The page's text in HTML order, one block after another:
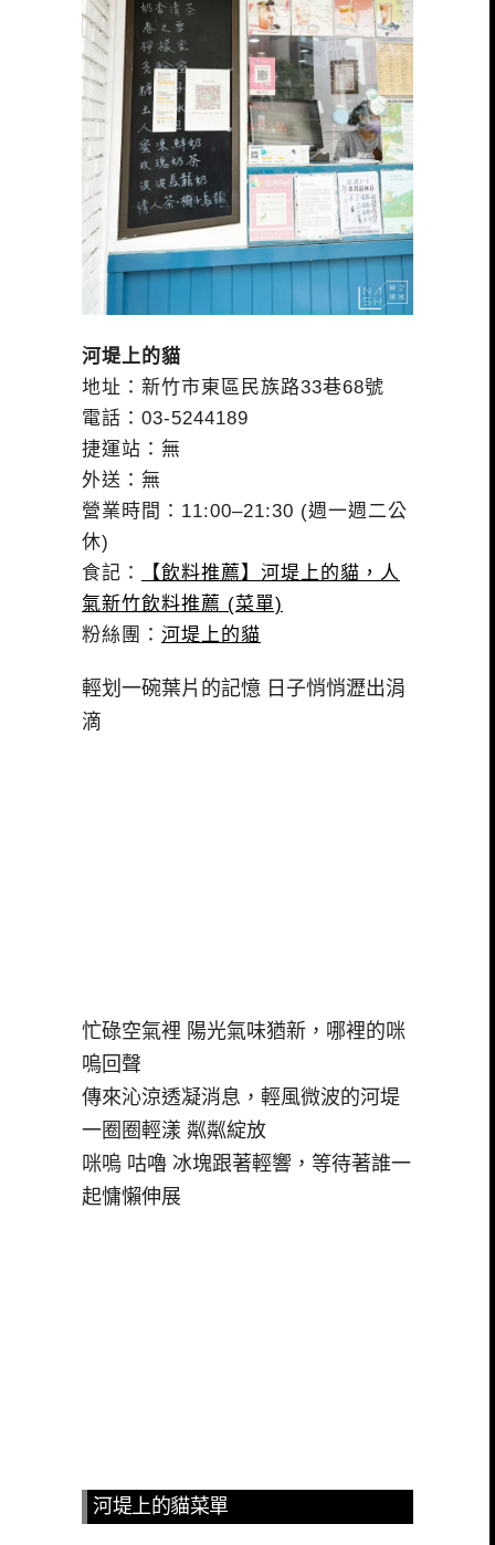
河堤上的貓
地址：新竹市東區民族路33巷68號
電話：03-5244189
捷運站：無
外送：無
營業時間：11:00–21:30 (週一週二公
休)
食記：
【飲料推薦】河堤上的貓，人
氣新竹飲料推薦 (菜單)
粉絲團： 河堤上的貓
輕划一碗葉片的記憶 日子悄悄瀝出涓
滴
忙碌空氣裡 陽光氣味猶新，哪裡的咪
嗚回聲
傳來沁涼透凝消息，輕風微波的河堤
一圈圈輕漾 粼粼綻放
咪嗚 咕嚕 冰塊跟著輕響，等待著誰一
起慵懶伸展
河堤上的貓菜單